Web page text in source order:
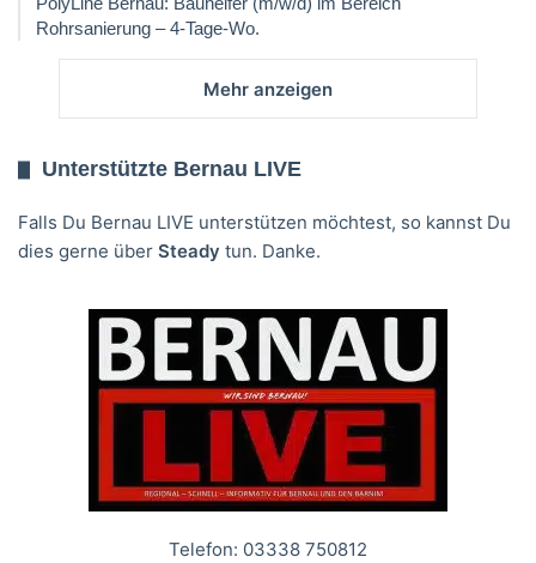
Rohrsanierung – 4-Tage-Wo.
Mehr anzeigen
Unterstützte Bernau LIVE
Falls Du Bernau LIVE unterstützen möchtest, so kannst Du
dies gerne über Steady tun. Danke.
Telefon: 03338 750812